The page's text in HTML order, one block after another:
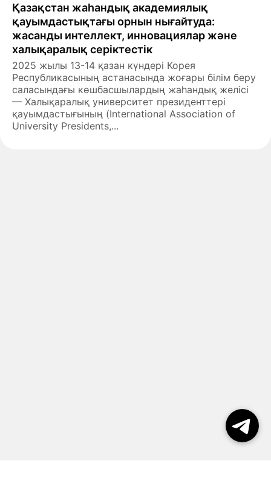
Қазақстан жаһандық академиялық
қауымдастықтағы орнын нығайтуда:
жасанды интеллект, инновациялар және
халықаралық серіктестік
2025 жылы 13-14 қазан күндері Корея
Республикасының астанасында жоғары білім беру
саласындағы көшбасшылардың жаһандық желісі
— Халықаралық университет президенттері
қауымдастығының (International Association of
University Presidents,...